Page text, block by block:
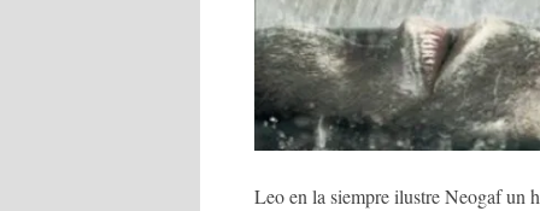
Leo en la siempre ilustre Neogaf un